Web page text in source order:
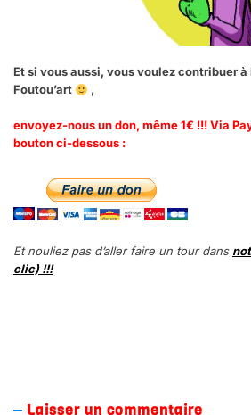
Et si vous aussi, vous voulez contribuer
Foutou’art
,
envoyez-nous un don, même 1€ !!! Via
bouton ci-dessous :
Et nouliez pas d’aller faire un tour dans
clic) !!!
Laisser un commentaire